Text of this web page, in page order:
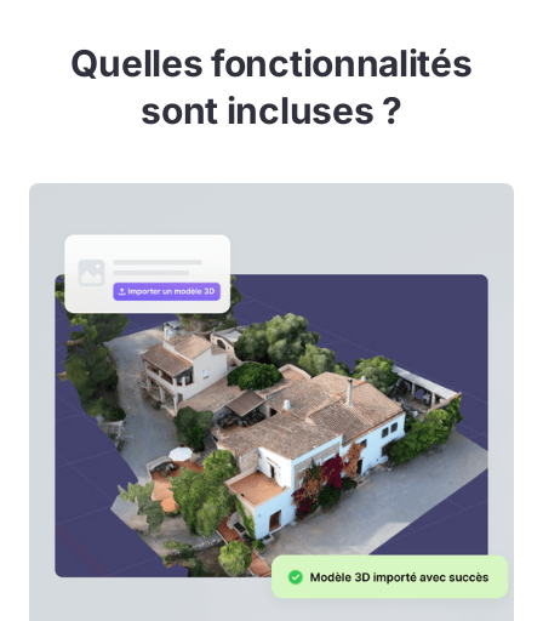
Quelles fonctionnalités
sont incluses ?